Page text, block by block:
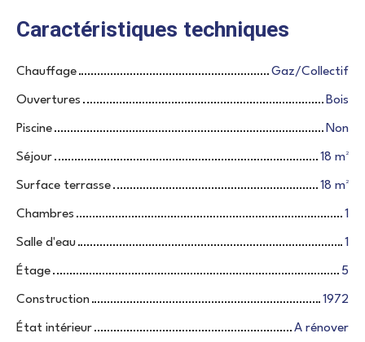
Caractéristiques techniques
Chauffage Gaz/Collectif
Ouvertures Bois
Piscine Non
Séjour 18 m²
Surface terrasse 18 m²
Chambres 1
Salle d'eau 1
Étage 5
Construction 1972
État intérieur A rénover